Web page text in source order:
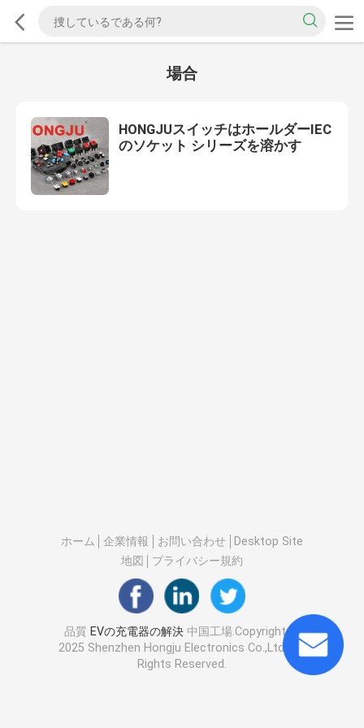
場合
HONGJUスイッチはホールダーIEC
のソケット シリーズを溶かす
ホーム 企業情報 お問い合わせ
Desktop Site
地図
プライバシー規約
品質 EVの充電器の解決 中国工場.Copyright ©
2025 Shenzhen Hongju Electronics Co.,Ltd.. All
Rights Reserved.